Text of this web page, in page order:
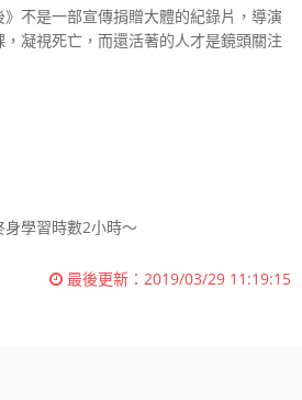
不是一部宣傳捐贈大體的紀錄片，導演
凝視死亡，而還活著的人才是鏡頭關注
身學習時數2小時～
最後更新： 2019/03/29 11:19:15